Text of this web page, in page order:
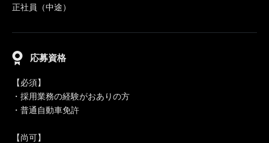
正社員（中途）
応募資格
【必須】
・採用業務の経験がおありの方
・普通自動車免許
【尚可】